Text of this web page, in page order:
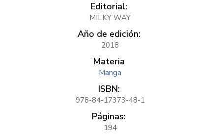
Editorial:
MILKY WAY
Año de edición:
2018
Materia
Manga
ISBN:
978-84-17373-48-1
Páginas:
194